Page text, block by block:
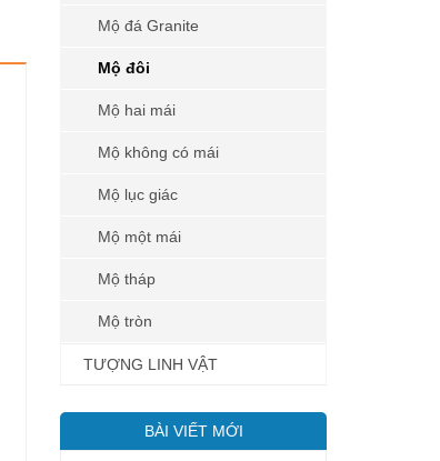
Mộ đá Granite
Mộ đôi
Mộ hai mái
Mộ không có mái
Mộ lục giác
Mộ một mái
Mộ tháp
Mộ tròn
TƯỢNG LINH VẬT
BÀI VIẾT MỚI